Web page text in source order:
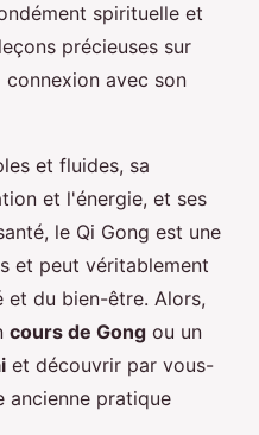
spirituelle et
précieuses sur
avec son
et fluides, sa
et l'énergie, et ses
le Qi Gong est une
et peut véritablement
et du bien-être. Alors,
cours de Gong ou un
et découvrir par vous-
ancienne pratique